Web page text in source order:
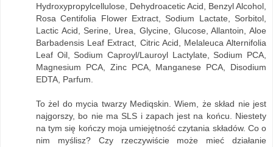
Hydroxypropylcellulose, Dehydroacetic Acid, Benzyl Alcohol,
Rosa Centifolia Flower Extract, Sodium Lactate, Sorbitol,
Lactic Acid, Serine, Urea, Glycine, Glucose, Allantoin, Aloe
Barbadensis Leaf Extract, Citric Acid, Melaleuca Alternifolia
Leaf Oil, Sodium Caproyl/Lauroyl Lactylate, Sodium PCA,
Magnesium PCA, Zinc PCA, Manganese PCA, Disodium
EDTA, Parfum.
To żel do mycia twarzy Mediqskin. Wiem, że skład nie jest
najgorszy, bo nie ma SLS i zapach jest na końcu. Niestety
na tym się kończy moja umiejętność czytania składów. Co o
nim myślisz? Czy rzeczywiście może mieć działanie